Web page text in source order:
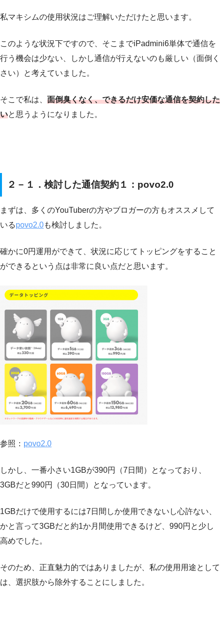
私マキシムの使用状況はご理解いただけたと思います。
このような状況下ですので、そこまでiPadmini6単体で通信を
行う機会は少ない、しかし通信が行えないのも厳しい（面倒く
さい）と考えていました。
そこで私は、 面倒臭くなく、できるだけ安価な通信を契約した
いと思うようになりました。
２－１．検討した通信契約１：povo2.0
まずは、多くのYouTuberの方やブロガーの方もオススメして
いるpovo2.0も検討しました。
確かに0円運用ができて、状況に応じてトッピングをすること
ができるという点は非常に良い点だと思います。
参照： povo2.0
しかし、一番小さい1GBが390円（7日間）となっており、
3GBだと990円（30日間）となっています。
1GBだけで使用するには7日間しか使用できないし心許ない、
かと言って3GBだと約1か月間使用できるけど、990円と少し
高めでした。
そのため、正直魅力的ではありましたが、私の使用用途として
は、選択肢から除外することにしました。